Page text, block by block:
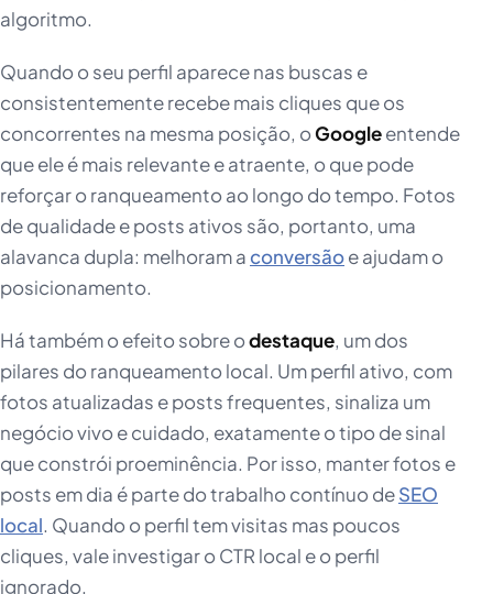
algoritmo.
Quando o seu perfil aparece nas buscas e
consistentemente recebe mais cliques que os
concorrentes na mesma posição, oGoogleentende
que ele é mais relevante e atraente, o que pode
reforçar o ranqueamento ao longo do tempo. Fotos
de qualidade e posts ativos são, portanto, uma
alavanca dupla: melhoram a conversãoe ajudam o
posicionamento.
Há também o efeito sobre odestaque, um dos
pilares do ranqueamento local. Um perfil ativo, com
fotos atualizadas e posts frequentes, sinaliza um
negócio vivo e cuidado, exatamente o tipo de sinal
que constrói proeminência. Por isso, manter fotos e
posts em dia é parte do trabalho contínuo deSEO
local. Quando o perfil tem visitas mas poucos
cliques, vale investigar o CTR local e o perfil
ignorado.